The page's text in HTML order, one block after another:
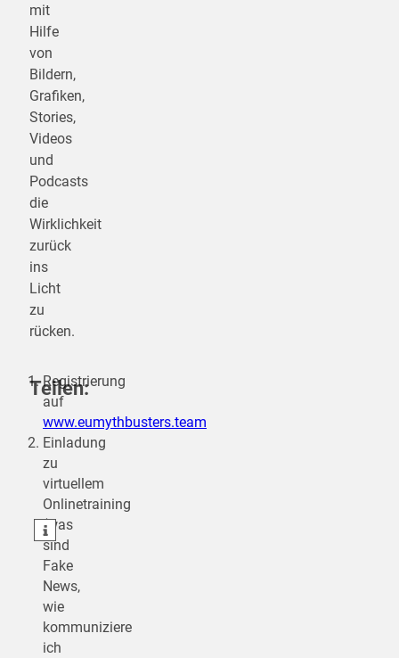
mit
Hilfe
von
Bildern,
Grafiken,
Stories,
Videos
und
Podcasts
die
Wirklichkeit
zurück
ins
Licht
zu
rücken.
Registrierung
auf
www.eumythbusters.team
Einladung
zu
virtuellem
Onlinetraining
(was
sind
Fake
News,
wie
kommuniziere
ich
Teilen:
teilen
teilen